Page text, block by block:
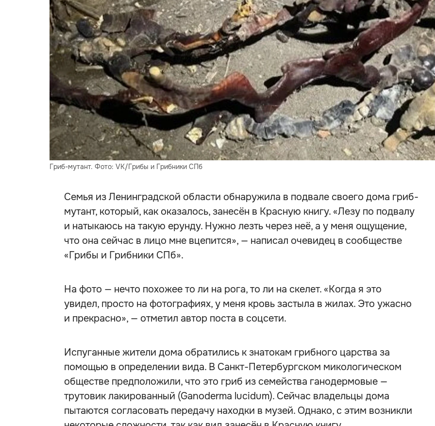
Гриб-мутант. Фото: VK/Грибы и Грибники СПб
Семья из Ленинградской области обнаружила в подвале своего дома гриб-
мутант, который, как оказалось, занесён в Красную книгу. «Лезу по подвалу
и натыкаюсь на такую ерунду. Нужно лезть через неё, а у меня ощущение,
что она сейчас в лицо мне вцепится», — написал очевидец в сообществе
«Грибы и Грибники СПб».
На фото — нечто похожее то ли на рога, то ли на скелет. «Когда я это
увидел, просто на фотографиях, у меня кровь застыла в жилах. Это ужасно
и прекрасно», — отметил автор поста в соцсети.
Испуганные жители дома обратились к знатокам грибного царства за
помощью в определении вида. В Санкт-Петербургском микологическом
обществе предположили, что это гриб из семейства ганодермовые —
трутовик лакированный (Ganoderma lucidum). Сейчас владельцы дома
пытаются согласовать передачу находки в музей. Однако, с этим возникли